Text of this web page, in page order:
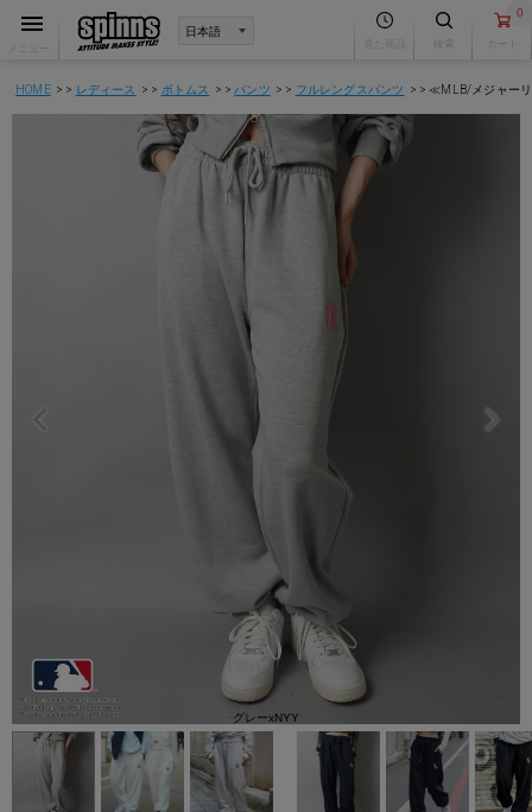
0
HOME レディース ボトムス パンツ フルレングスパンツ ≪MLB/メジャーリ
グレーxNYY